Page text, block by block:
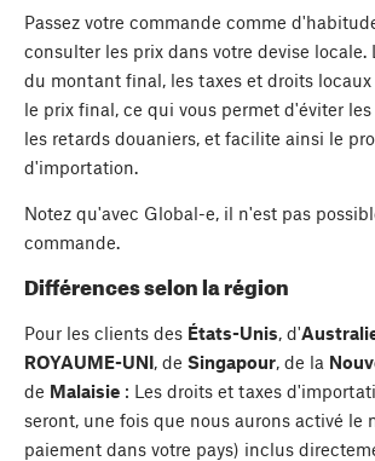
Passez votre commande comme
consulter les prix dans votre devise locale.
du montant final, les taxes et droits
le prix final, ce qui vous permet d'éviter
les retards douaniers, et facilite ainsi le
d'importation.
Notez qu'avec Global-e, il n'est pas
commande.
Différences selon la région
Pour les clients des États-Unis, d'
ROYAUME-UNI, de Singapour, de la
de Malaisie : Les droits et taxes
seront, une fois que nous aurons activé le
paiement dans votre pays) inclus